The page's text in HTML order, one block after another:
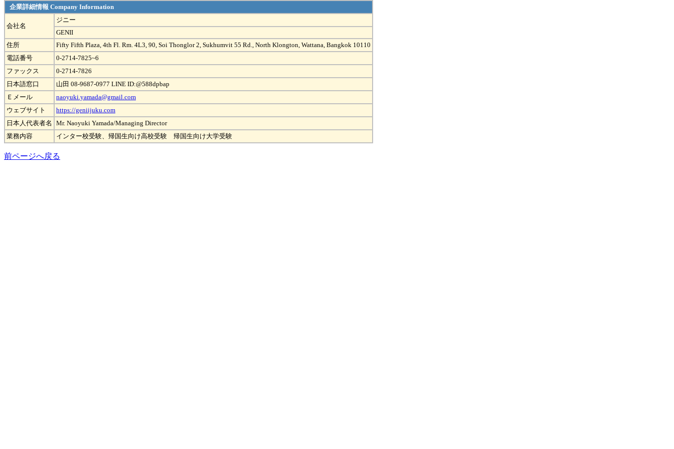
企業詳細情報 Company Information
会社名
ジニー
GENII
住所
Fifty Fifth Plaza, 4th Fl. Rm. 4L3, 90, Soi Thonglor 2, Sukhumvit 55 Rd., North Klongton, Wattana, Bangkok 10110
電話番号
0-2714-7825~6
ファックス
0-2714-7826
日本語窓口
山田 08-9687-0977 LINE ID:@588dpbap
Ｅメール
naoyuki.yamada@gmail.com
ウェブサイト
https://geniijuku.com
日本人代表者名
Mr. Naoyuki Yamada/Managing Director
業務内容
インター校受験、帰国生向け高校受験 帰国生向け大学受験
前ページへ戻る